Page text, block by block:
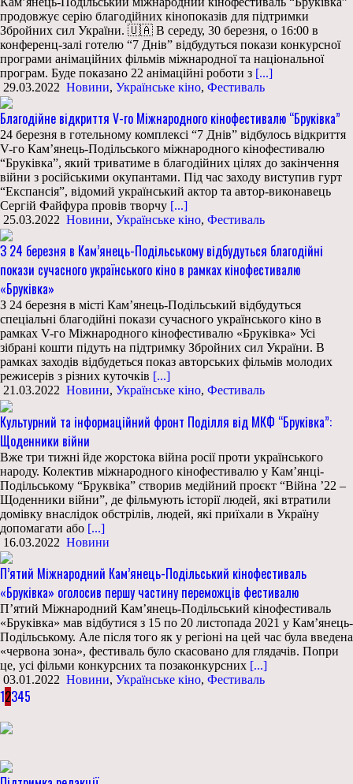
продовжує серію благодійних кінопоказів для підтримки
Збройних сил України. 🇺🇦 В середу, 30 березня, о 16:00 в
конференц-залі готелю “7 Днів” відбудуться покази конкурсної
програми анімаційних фільмів міжнародної та національної
програм. Буде показано 22 анімаційні роботи з [...]
29.03.2022 Новини, Українське кіно, Фестиваль
Благодійне відкриття V-го Міжнародного кінофестивалю “Бруківка”
24 березня в готельному комплексі “7 Днів” відбулось відкриття
V-го Кам’янець-Подільського міжнародного кінофестивалю
“Бруківка”, який триватиме в благодійних цілях до закінчення
війни з російськими окупантами. Під час заходу виступив гурт
“Експансія”, відомий український актор та автор-виконавець
Сергій Файфура провів творчу [...]
25.03.2022 Новини, Українське кіно, Фестиваль
З 24 березня в Кам’янець-Подільському відбудуться благодійні
покази сучасного українського кіно в рамках кінофестивалю
«Бруківка»
З 24 березня в місті Кам’янець-Подільський відбудуться
спеціальні благодійні покази сучасного українського кіно в
рамках V-го Міжнародного кінофестивалю «Бруківка» Усі
зібрані кошти підуть на підтримку Збройних сил України. В
рамках заходів відбудеться показ авторських фільмів молодих
режисерів з різних куточків [...]
21.03.2022 Новини, Українське кіно, Фестиваль
Культурний та інформаційний фронт Поділля від МКФ “Бруківка”:
Щоденники війни
Вже три тижні йде жорстока війна росії проти українського
народу. Колектив міжнародного кінофестивалю у Кам’янці-
Подільському “Бруквіка” створив медійний проєкт “Війна ’22 –
Щоденники війни”, де фільмують історії людей, які втратили
домівку внаслідок обстрілів, людей, які приїхали в Україну
допомагати або [...]
16.03.2022 Новини
П’ятий Міжнародний Кам’янець-Подільський кінофестиваль
«Бруківка» оголосив першу частину переможців фестивалю
П’ятий Міжнародний Кам’янець-Подільський кінофестиваль
«Бруківка» мав відбутися з 15 по 20 листопада 2021 у Кам’янець-
Подільському. Але після того як у регіоні на цей час була введена
«червона зона», фестиваль було скасовано для глядачів. Попри
це, усі фільми конкурсних та позаконкурсних [...]
03.01.2022 Новини, Українське кіно, Фестиваль
12345